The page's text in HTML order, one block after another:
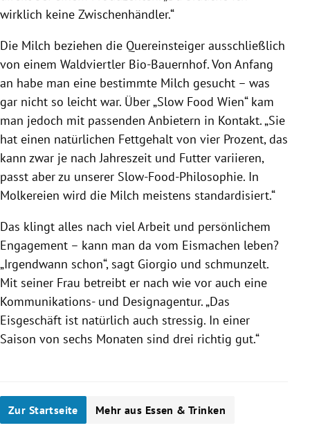
wirklich keine Zwischenhändler.“
Die Milch beziehen die Quereinsteiger ausschließlich
von einem Waldviertler Bio-Bauernhof. Von Anfang
an habe man eine bestimmte Milch gesucht – was
gar nicht so leicht war. Über „Slow Food Wien“ kam
man jedoch mit passenden Anbietern in Kontakt. „Sie
hat einen natürlichen Fettgehalt von vier Prozent, das
kann zwar je nach Jahreszeit und Futter variieren,
passt aber zu unserer Slow-Food-Philosophie. In
Molkereien wird die Milch meistens standardisiert.“
Das klingt alles nach viel Arbeit und persönlichem
Engagement – kann man da vom Eismachen leben?
„Irgendwann schon“, sagt Giorgio und schmunzelt.
Mit seiner Frau betreibt er nach wie vor auch eine
Kommunikations- und Designagentur. „Das
Eisgeschäft ist natürlich auch stressig. In einer
Saison von sechs Monaten sind drei richtig gut.“
Zur Startseite Mehr aus Essen & Trinken